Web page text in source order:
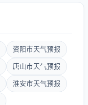
资阳市天气预报
唐山市天气预报
淮安市天气预报